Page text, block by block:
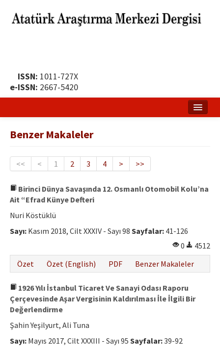
ISSN: 1011-727X
e-ISSN: 2667-5420
Yayın Politikası
Yayın İlkeleri
Hakem Rehberi
Benzer Makaleler
<< < 1 2 3 4 > >>
Birinci Dünya Savaşında 12. Osmanlı Otomobil Kolu’na
Ait “Efrad Künye Defteri
Nuri Köstüklü
Sayı: Kasım 2018, Cilt XXXIV - Sayı 98 Sayfalar: 41-126
0
4512
Özet
Özet (English) PDF Benzer Makaleler
1926 Yılı İstanbul Ticaret Ve Sanayi Odası Raporu
Çerçevesinde Aşar Vergisinin Kaldırılması İle İlgili Bir
Değerlendirme
Şahin Yeşilyurt, Ali Tuna
Sayı: Mayıs 2017, Cilt XXXIII - Sayı 95 Sayfalar:39-92